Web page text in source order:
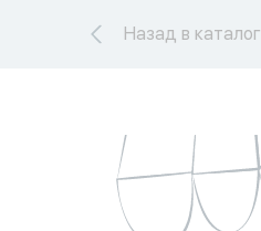
Назад в каталог